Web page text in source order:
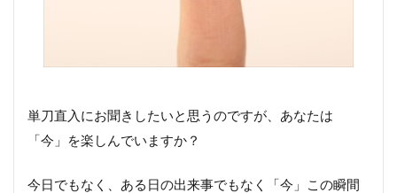
単刀直入にお聞きしたいと思うのですが、あなたは
「今」を楽しんでいますか？
今日でもなく、ある日の出来事でもなく「今」この瞬間